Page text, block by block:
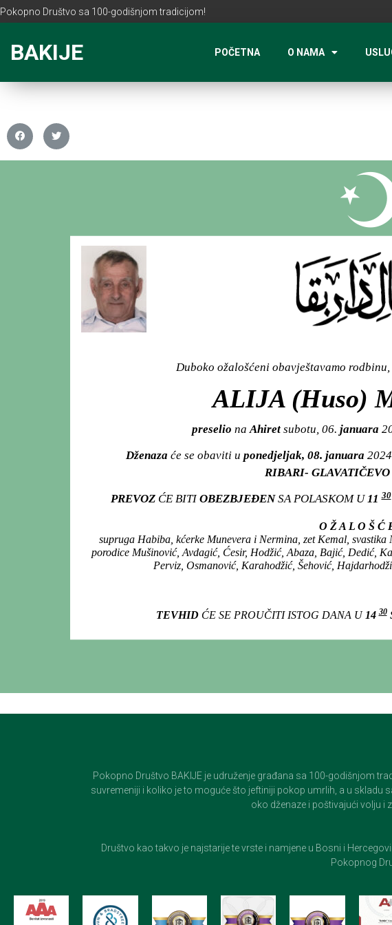
Pokopno Društvo sa 100-godišnjom tradicijom!
BAKIJE POČETNA O NAMA
Duboko ožalošćeni obavještavamo
ALIJA (Huso)
preselio na Ahiretsubotu, 06. januara
Dženaza će se obaviti u ponedjeljak, 08. januara
RIBARI-
PREVOZĆE BITIOBEZBJEĐENSA POLASKOM U1130
O Ž A L O Š Ć
supruga Habiba, kćerke Munevera i Nermina, zet Kemal,
porodice Mušinović, Avdagić, Ćesir, Hodžić, Abaza, Bajić, Dedić,
Perviz, Osmanović, Karahodžić, Šehović,
TEVHID ĆE SE PROUČITI ISTOG DANA U 1430
Pokopno Društvo BAKIJE je udruženje građana sa 100-godišnjom
suvremeniji i koliko je to moguće što jeftiniji pokop umrlih, a u
oko dženaze i poštivajući volju i
Društvo kao takvo je najstarije te vrste i namjene u Bosni i
Pokopnog